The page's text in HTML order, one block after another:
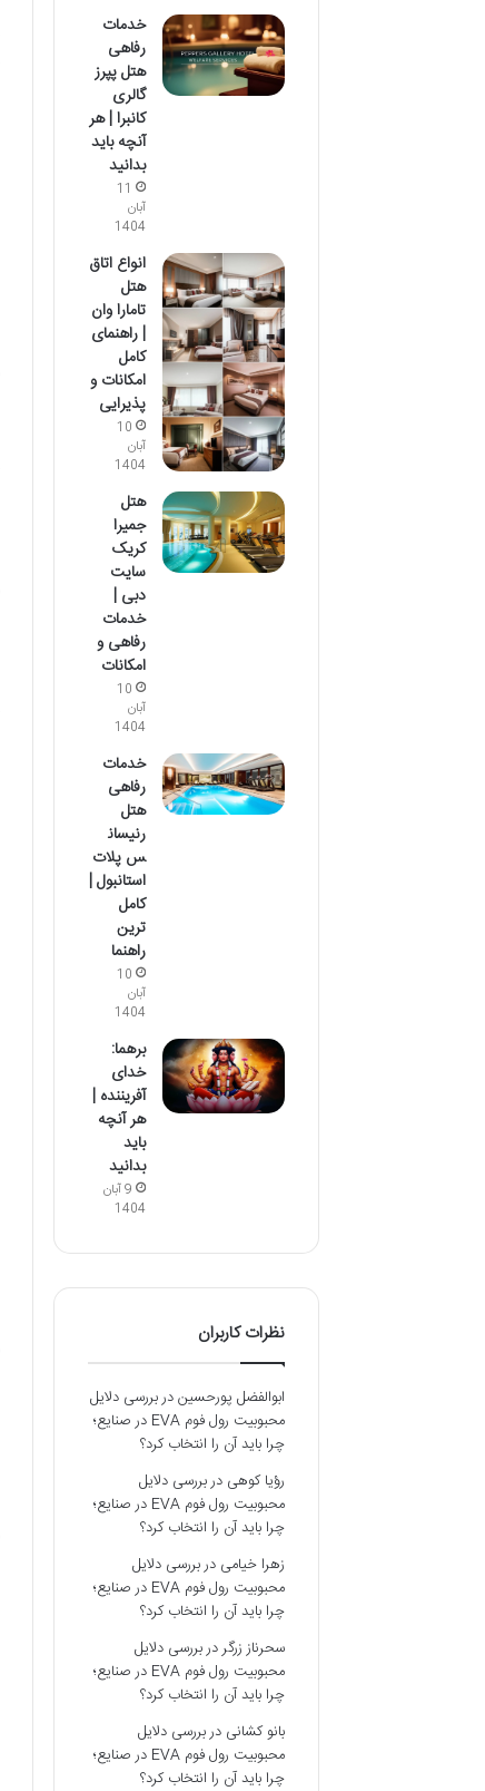
خدمات
رفاهی
هتل پپرز
گالری
کانبرا | هر
آنچه باید
بدانید
11
آبان
1404
انواع اتاق
هتل
تامارا وان
| راهنمای
کامل
امکانات و
پذیرایی
10
آبان
1404
هتل
جمیرا
کریک
سایت
دبی |
خدمات
رفاهی و
امکانات
10
آبان
1404
خدمات
رفاهی
هتل
رنیسان
س پلات
استانبول |
کامل
ترین
راهنما
10
آبان
1404
برهما:
خدای
آفریننده |
هر آنچه
باید
بدانید
9 آبان
1404
نظرات کاربران
ابوالفضل پورحسیندربررسی دلایل
محبوبیت رول فوم EVA در صنایع؛
چرا باید آن را انتخاب کرد؟
رؤیا کوهی دربررسی دلایل
محبوبیت رول فوم EVA در صنایع؛
چرا باید آن را انتخاب کرد؟
زهرا خیامی دربررسی دلایل
محبوبیت رول فوم EVA در صنایع؛
چرا باید آن را انتخاب کرد؟
سحرناز زرگردربررسی دلایل
محبوبیت رول فوم EVA در صنایع؛
چرا باید آن را انتخاب کرد؟
بانو کشانی دربررسی دلایل
محبوبیت رول فوم EVA در صنایع؛
چرا باید آن را انتخاب کرد؟